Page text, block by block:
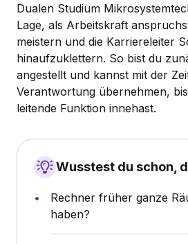
Dualen Studium
Lage, als Arbeitskraft
meistern und die Karriereleiter
hinaufzuklettern. So bist du
angestellt und kannst mit der
Verantwortung übernehmen,
leitende Funktion innehast.
Wusstest du schon,
Rechner früher ganze
haben?